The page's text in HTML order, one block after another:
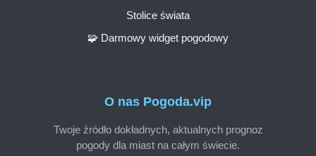
O nas Pogoda.vip
Twoje źródło dokładnych, aktualnych prognoz
pogody dla miast na całym świecie.
Stolice świata
🧩 Darmowy widget pogodowy